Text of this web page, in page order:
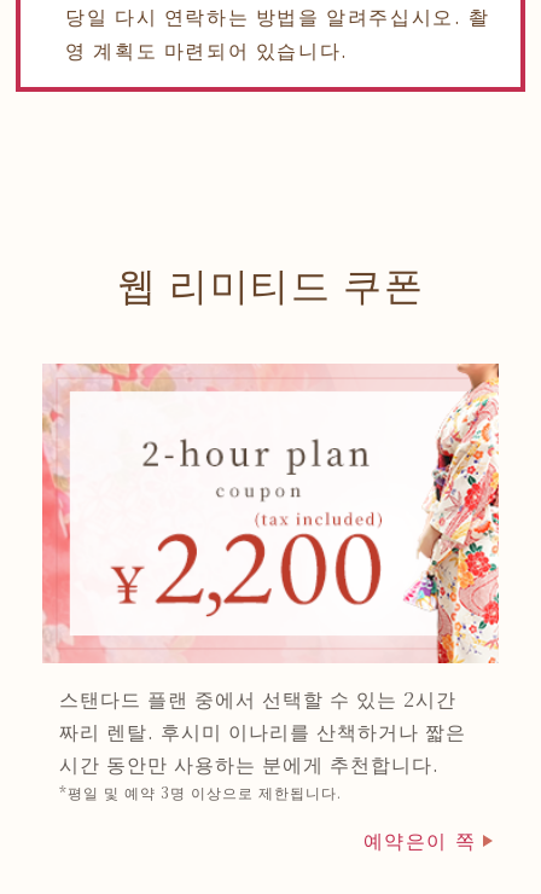
당일 다시 연락하는 방법을 알려주십시오. 촬
영 계획도 마련되어 있습니다.
웹 리미티드 쿠폰
스탠다드 플랜 중에서 선택할 수 있는 2시간
짜리 렌탈. 후시미 이나리를 산책하거나 짧은
시간 동안만 사용하는 분에게 추천합니다.
*평일 및 예약 3명 이상으로 제한됩니다.
예약은이 쪽